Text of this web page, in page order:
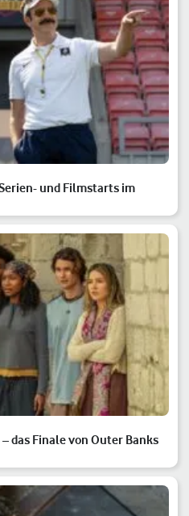
und Filmstarts im
das Finale von Outer Banks